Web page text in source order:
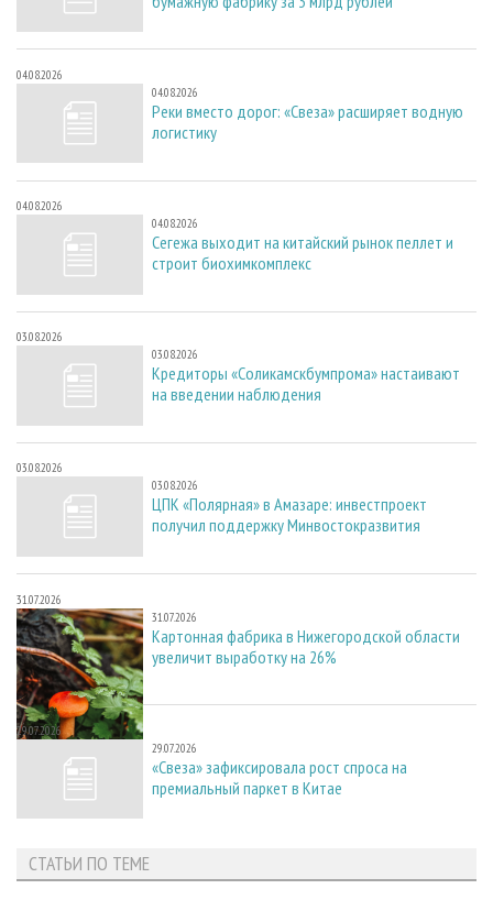
04.08.2026
04.08.2026
Реки вместо дорог: «Свеза» расширяет водную
логистику
04.08.2026
04.08.2026
Сегежа выходит на китайский рынок пеллет и
строит биохимкомплекс
03.08.2026
03.08.2026
Кредиторы «Соликамскбумпрома» настаивают
на введении наблюдения
03.08.2026
03.08.2026
ЦПК «Полярная» в Амазаре: инвестпроект
получил поддержку Минвостокразвития
31.07.2026
31.07.2026
Картонная фабрика в Нижегородской области
увеличит выработку на 26%
29.07.2026
29.07.2026
«Свеза» зафиксировала рост спроса на
премиальный паркет в Китае
СТАТЬИ ПО ТЕМЕ